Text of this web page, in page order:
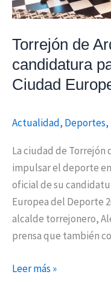
Torrejón de
candidatura
Ciudad
Actualidad, Deportes,
La ciudad de Torrejón
impulsar el deporte
oficial de su
Europea del Deporte
alcalde torrejonero,
prensa que también
en
Ciudad
Europea
Deporte
2026
Leer más »